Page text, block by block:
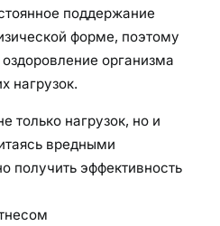
поддержание
форме, поэтому
организма
нагрузок.
только нагрузок, но и
вредными
получить эффективность